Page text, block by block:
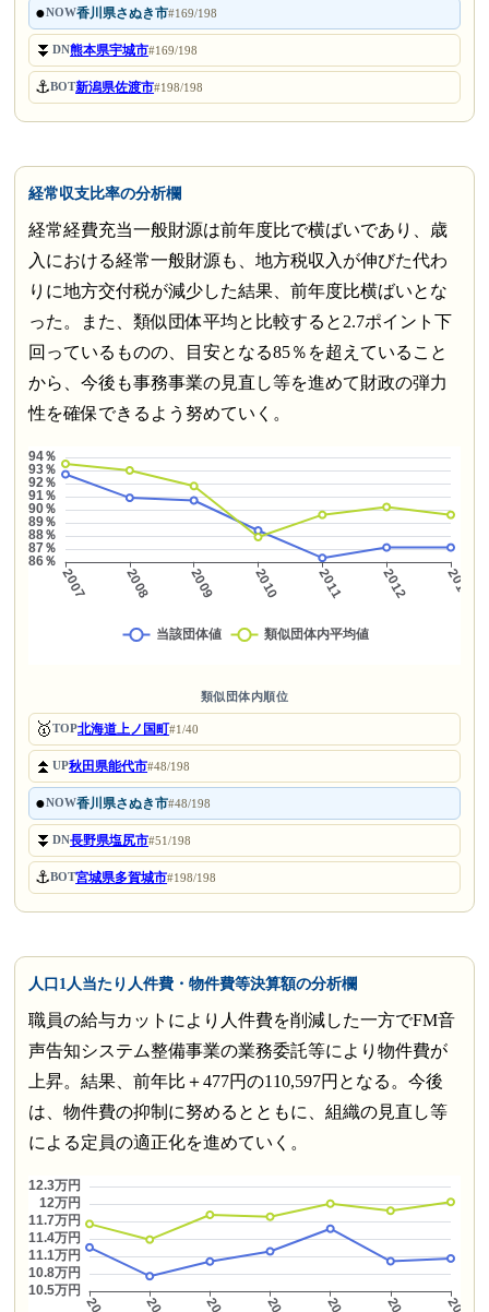
●NOW香川県さぬき市#169/198
⏬DN熊本県宇城市#169/198
⚓BOT新潟県佐渡市#198/198
経常収支比率の分析欄
経常経費充当一般財源は前年度比で横ばいであり、歳
入における経常一般財源も、地方税収入が伸びた代わ
りに地方交付税が減少した結果、前年度比横ばいとな
った。また、類似団体平均と比較すると2.7ポイント下
回っているものの、目安となる85％を超えていること
から、今後も事務事業の見直し等を進めて財政の弾力
性を確保できるよう努めていく。
類似団体内順位
🥇TOP北海道上ノ国町#1/40
⏫UP秋田県能代市#48/198
●NOW香川県さぬき市#48/198
⏬DN長野県塩尻市#51/198
⚓BOT宮城県多賀城市#198/198
人口1人当たり人件費・物件費等決算額の分析欄
職員の給与カットにより人件費を削減した一方でFM音
声告知システム整備事業の業務委託等により物件費が
上昇。結果、前年比＋477円の110,597円となる。今後
は、物件費の抑制に努めるとともに、組織の見直し等
による定員の適正化を進めていく。